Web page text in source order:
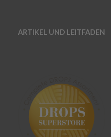
ARTIKEL UND LEITFADEN